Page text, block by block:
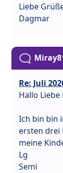
Liebe
Dagmar
Re: Juli
Hallo Liebe
Ich bin bin
ersten drei
meine
Lg
Semi